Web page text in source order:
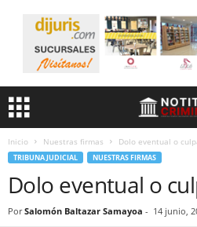
Inicio Nuestras firmas Dolo eventual o
TRIBUNA JUDICIAL NUESTRAS FIRMAS
Dolo eventual o
Por Salomón Baltazar Samayoa - 14 junio,